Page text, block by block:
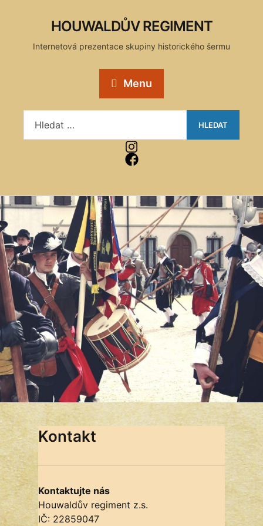
HOUWALDŮV REGIMENT
Internetová prezentace skupiny historického šermu
Menu
Kontakt
Kontaktujte nás
Houwaldův regiment z.s.
IČ: 22859047